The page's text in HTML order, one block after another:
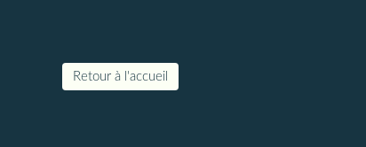
Retour à l'accueil